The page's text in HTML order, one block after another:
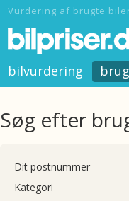
Vurdering af brugte
bilvurdering
Søg efter
Dit postnummer
Kategori